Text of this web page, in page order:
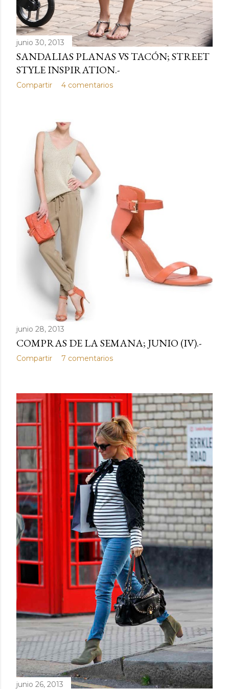
junio 30, 2013
SANDALIAS PLANAS VS TACÓN; STREET
STYLE INSPIRATION.-
Compartir 4 comentarios
junio 28, 2013
COMPRAS DE LA SEMANA; JUNIO (IV).-
Compartir 7 comentarios
junio 26, 2013